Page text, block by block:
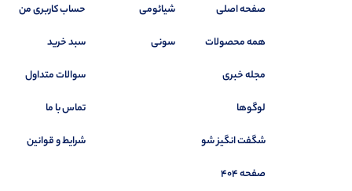
صفحه اصلی
همه محصولات
مجله خبری
لوگوها
شگفت انگیز شو
صفحه 404
شیائومی
سونی
حساب کاربری من
سبد خرید
سوالات متداول
تماس با ما
شرایط و قوانین